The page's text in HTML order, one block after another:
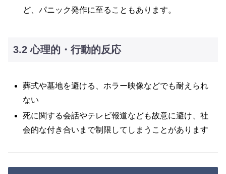
ど、パニック発作に至ることもあります。
3.2 心理的・行動的反応
葬式や墓地を避ける、ホラー映像などでも耐えられ
ない
死に関する会話やテレビ報道なども故意に避け、社
会的な付き合いまで制限してしまうことがあります